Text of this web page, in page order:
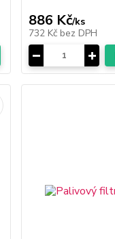
886 Kč/ks
732 Kč bez DPH